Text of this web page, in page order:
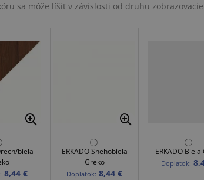
sa môže líšiť v závislosti od druhu
biela
8,44 €
ERKADO Snehobiela
Greko
Doplatok: 8,44 €
ERKADO
Doplatok: